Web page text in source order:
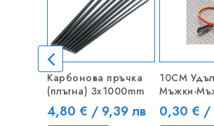
Карбонова пръчка
(плътна) 3x1000mm
Цена
4,80 € / 9,39 лв
10CM
Мъжки-
Цена
0,30 € /